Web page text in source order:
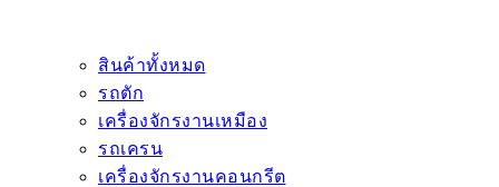
สินค้าทั้งหมด
รถตัก
เครื่องจักรงานเหมือง
รถเครน
เครื่องจักรงานคอนกรีต